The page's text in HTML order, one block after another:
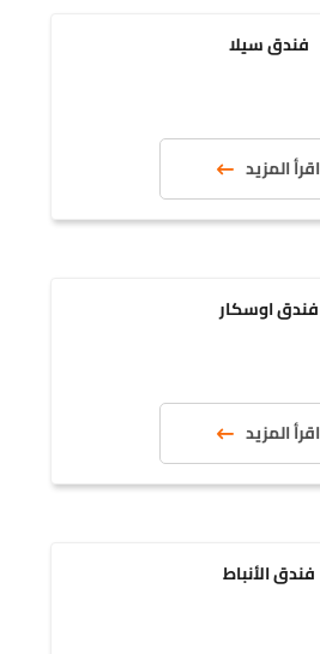
فندق سيلا
اقرأ المزيد
فندق اوسكار
اقرأ المزيد
فندق الأنباط